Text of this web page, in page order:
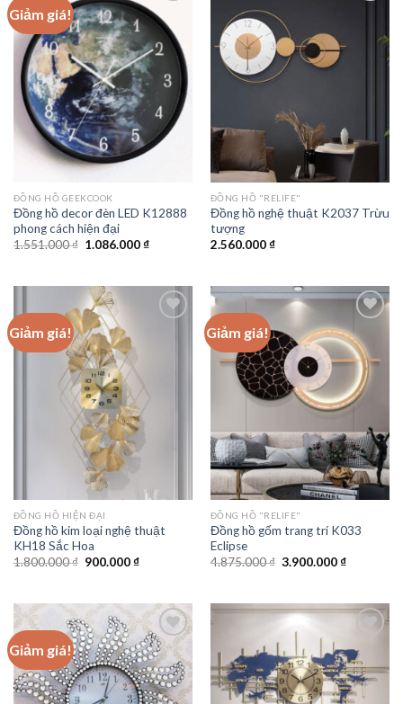
Giảm giá!
Add to
wishlist
ĐỒNG HỒ GEEKCOOK
Đồng hồ decor đèn LED K12888
phong cách hiện đại
1.551.000₫ Giá
1.086.000₫Giá
1.086.000 ₫.
Add to
ĐỒNG HỒ "RELIFE"
Đồng hồ nghệ thuật K2037 Trừu
tượng
2.560.000₫
Giảm giá!
ĐỒNG HỒ HIỆN ĐẠI
Đồng hồ kim loại nghệ thuật
KH18 Sắc Hoa
1.800.000₫ Giá
900.000₫Giá
900.000 ₫.
Giảm giá!
Add to
wishlist
ĐỒNG HỒ "RELIFE"
Đồng hồ gốm trang trí K033
Eclipse
4.875.000₫ Giá
3.900.000₫Giá
3.900.000
Giảm giá!
Add to
wishlist
Add to
wishlist